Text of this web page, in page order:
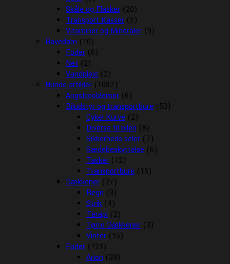
Skåle og Flasker (20)
Transport Kasser (5)
Vitaminer og Mineraler (9)
Havedam (10)
Foder (6)
Net (2)
Vandpleje (2)
Hunde artikler (1087)
Angstproblemer (6)
Biludstyr og transportbure (50)
Cykel Kurve (2)
Diverse til bilen (8)
Sikkerheds seler (7)
Sædebeskyttelse (6)
Tasker (12)
Transportbure (15)
Dækkener (27)
Regn (3)
Strik (4)
Terapi (2)
Tørre Dækkener (3)
Vinter (15)
Foder (121)
Arion (39)